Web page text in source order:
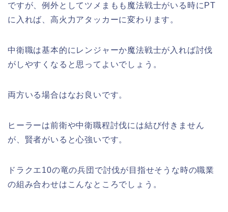
ですが、例外としてツメまもも魔法戦士がいる時にPT
に入れば、高火力アタッカーに変わります。
中衛職は基本的にレンジャーか魔法戦士が入れば討伐
がしやすくなると思ってよいでしょう。
両方いる場合はなお良いです。
ヒーラーは前衛や中衛職程討伐には結び付きません
が、賢者がいると心強いです。
ドラクエ10の竜の兵団で討伐が目指せそうな時の職業
の組み合わせはこんなところでしょう。